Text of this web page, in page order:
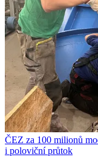
ČEZ za 100 milionů
i poloviční průtok